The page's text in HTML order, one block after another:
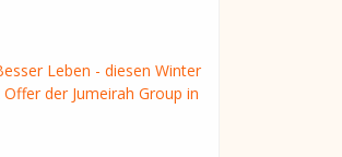
Leben - diesen Winter
der Jumeirah Group in